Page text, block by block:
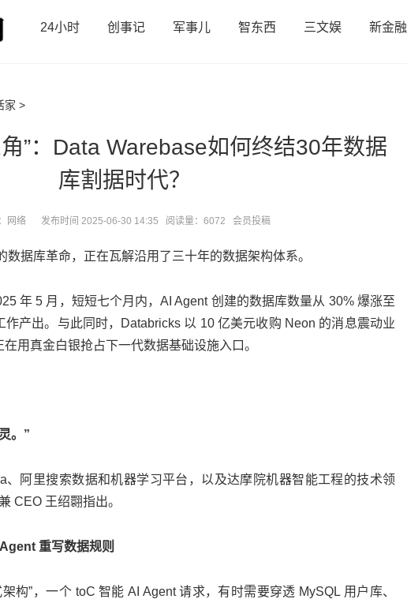
24小时 创事记 军事儿 智东西 三文娱 新金融
家 >
”：Data Warebase如何终结30年数据
库割据时代？
网络 发布时间 2025-06-30 14:35 阅读量：6072 会员投稿
数据库革命，正在瓦解沿用了三十年的数据架构体系。
年 5 月，短短七个月内，AI Agent 创建的数据库数量从 30% 爆涨至
产出。与此同时，Databricks 以 10 亿美元收购 Neon 的消息震动业
用真金白银抢占下一代数据基础设施入口。
。”
、阿里搜索数据和机器学习平台，以及达摩院机器智能工程的技术领
CEO 王绍翾指出。
重写数据规则
构”，一个 toC 智能 AI Agent 请求，有时需要穿透 MySQL 用户库、